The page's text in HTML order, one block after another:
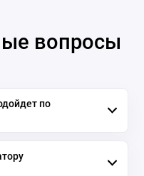
вопросы
по